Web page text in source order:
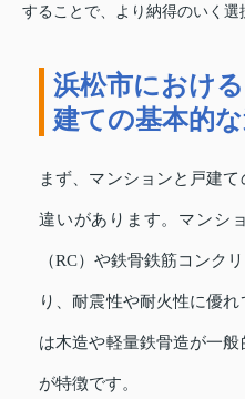
することで、より納得のいく選
浜松市におけ
建ての基本的
まず、マンションと戸建
違いがあります。マンシ
（RC）や鉄骨鉄筋コンク
り、耐震性や耐火性に優
は木造や軽量鉄骨造が一
が特徴です。